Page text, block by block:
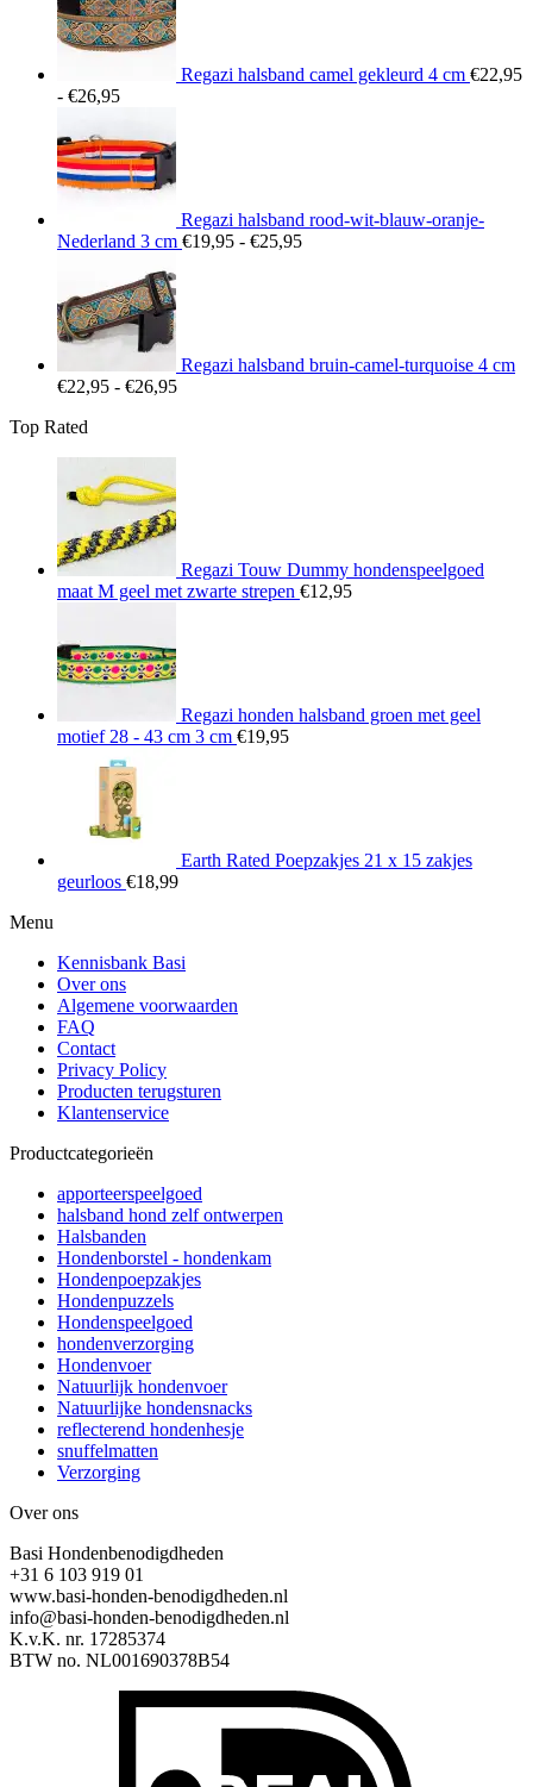
Regazi halsband camel gekleurd 4 cm €22,95
- €26,95Prijsklasse:
tot
€26,95
Regazi halsband rood-wit-blauw-oranje-
Nederland 3 cm €19,95 - €25,95Prijsklasse:
Regazi halsband bruin-camel-turquoise 4 cm
€22,95 - €26,95Prijsklasse:
Top Rated
Regazi Touw Dummy hondenspeelgoed
maat M geel met zwarte strepen €12,95
Regazi honden halsband groen met geel
motief 28 - 43 cm 3 cm €19,95
Earth Rated Poepzakjes 21 x 15 zakjes
geurloos €18,99
Menu
Kennisbank Basi
Over ons
Algemene voorwaarden
FAQ
Contact
Privacy Policy
Producten terugsturen
Klantenservice
Productcategorieën
apporteerspeelgoed
halsband hond zelf ontwerpen
Halsbanden
Hondenborstel - hondenkam
Hondenpoepzakjes
Hondenpuzzels
Hondenspeelgoed
hondenverzorging
Hondenvoer
Natuurlijk hondenvoer
Natuurlijke hondensnacks
reflecterend hondenhesje
snuffelmatten
Verzorging
Over ons
Basi Hondenbenodigdheden
+31 6 103 919 01
www.basi-honden-benodigdheden.nl
info@basi-honden-benodigdheden.nl
K.v.K. nr. 17285374
BTW no. NL001690378B54